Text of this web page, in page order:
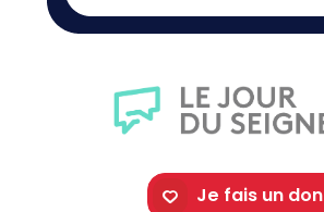
Je fais un don